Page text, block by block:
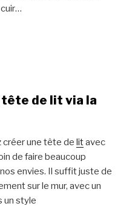
cuir…
de lit via la
créer une tête de litavec
de faire beaucoup
envies. Il suffit juste de
sur le mur, avec un
un style